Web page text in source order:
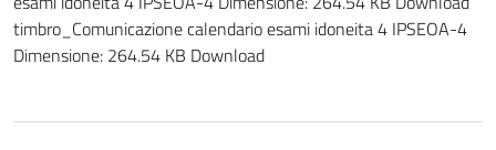
timbro_Comunicazione calendario esami idoneita 4 IPSEOA-4
Dimensione: 264.54 KB Download